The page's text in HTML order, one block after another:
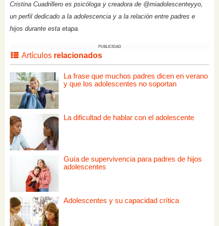
Cristina Cuadrillero es psicóloga y creadora de @miadolescenteyyo,
un perfil dedicado a la adolescencia y a la relación entre padres e
hijos durante esta etapa.
PUBLICIDAD
Artículos relacionados
La frase que muchos padres dicen en verano
y que los adolescentes no soportan
La dificultad de hablar con el adolescente
Guía de supervivencia para padres de hijos
adolescentes
Adolescentes y su capacidad crítica